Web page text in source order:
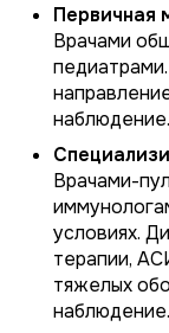
Первичная
Врачами
наблюдение.
Врачами-
условиях.
терапии,
тяжелых
наблюдение.